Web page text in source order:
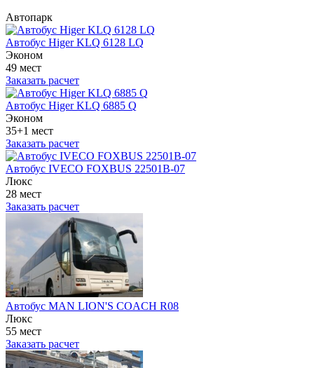
Автопарк
Автобус Higer KLQ 6128 LQ
Эконом
49 мест
Заказать расчет
Автобус Higer KLQ 6885 Q
Эконом
35+1 мест
Заказать расчет
Автобус IVECO FOXBUS 22501В-07
Люкс
28 мест
Заказать расчет
Автобус MAN LION'S COACH R08
Люкс
55 мест
Заказать расчет